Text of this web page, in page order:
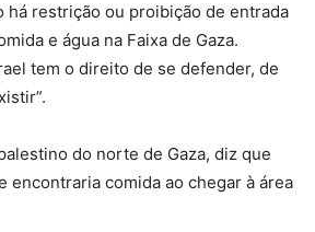
há restrição ou proibição de entrada
e água na Faixa de Gaza.
tem o direito de se defender, de
do norte de Gaza, diz que
encontraria comida ao chegar à área